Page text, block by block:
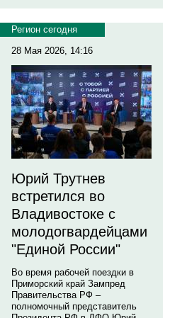
Регион сегодня
28 Мая 2026, 14:16
Юрий Трутнев
встретился во
Владивостоке с
молодогвардейцами
"Единой России"
Во время рабочей поездки в
Приморский край Зампред
Правительства РФ –
полномочный представитель